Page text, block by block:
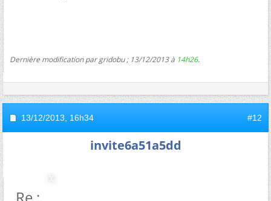
Dernière modification par gridobu ; 13/12/2013 à 14h26.
13/12/2013, 16h34 #12
invite6a51a5dd